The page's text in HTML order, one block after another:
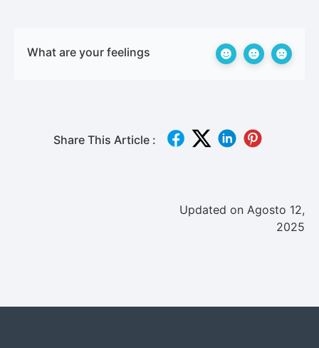
What are your feelings
Share This Article :
Updated on Agosto 12,
2025